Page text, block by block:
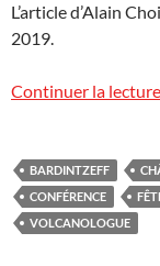
L’article d’Alain
2019.
Continuer la
BARDINTZEFF
CONFÉRENCE
VOLCANOLOGUE